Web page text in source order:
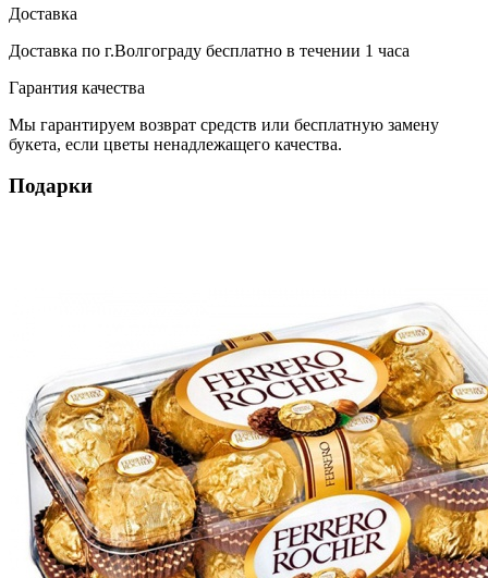
Доставка
Доставка по г.Волгограду бесплатно в течении 1 часа
Гарантия качества
Мы гарантируем возврат средств или бесплатную замену
букета, если цветы ненадлежащего качества.
Подарки